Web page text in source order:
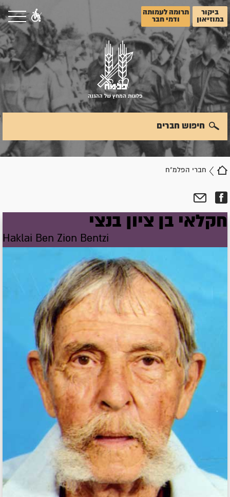
ביקור
במוזיאון
תרומה לעמותה
ודמי חבר
פלוגות המחץ של ההגנה
חברי הפלמ"ח
חיפוש חברים
חקלאי בן ציון בנצי
Haklai Ben Zion Bentzi